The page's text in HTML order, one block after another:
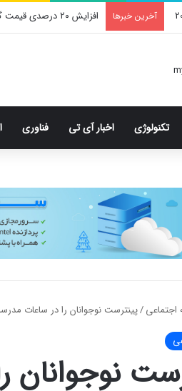
آخرین خبرها افزایش ۲۰ درصدی قیمت گوشی‌های هوشمند و رایانه‌ها در ۲۰۲۶
تکنولوژی اخبار آی تی فناوری
اجتماعی/پینترست نوجوانان را در ساعات
نوجوانان